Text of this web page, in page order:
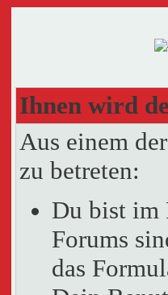
Ihnen wird
Aus einem
zu betreten:
Du bist im
Forums
das